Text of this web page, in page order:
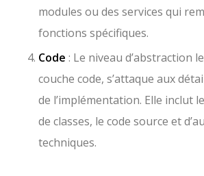
modules ou des services qui
fonctions spécifiques.
Code : Le niveau d’abstraction
couche code, s’attaque aux
de l’implémentation. Elle inclut
de classes, le code source et
techniques.